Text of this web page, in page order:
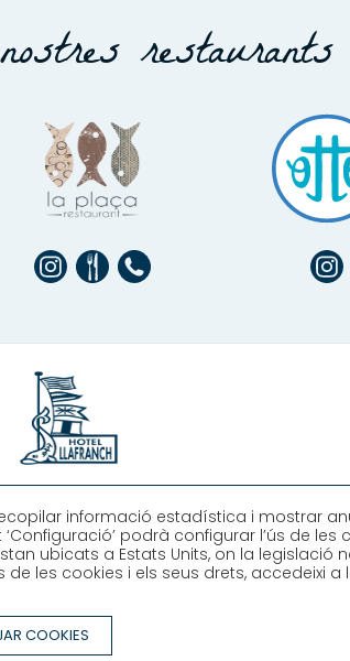
restaurants
Hotel Llafranch
2, Llafranc, Girona (España)
+34 972 30 02 08
RESERVA
informació estadística i mostrar
podrà configurar l’ús de
ubicats a Estats Units, on la
les cookies i els seus drets, accedeixi a
COOKIES